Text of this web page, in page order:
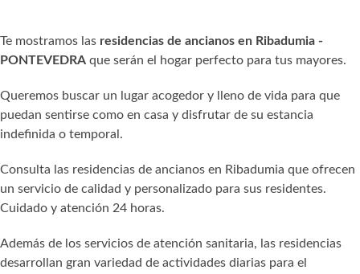
Te mostramos las residencias de ancianos en Ribadumia -
PONTEVEDRA que serán el hogar perfecto para tus mayores.
Queremos buscar un lugar acogedor y lleno de vida para que
puedan sentirse como en casa y disfrutar de su estancia
indefinida o temporal.
Consulta las residencias de ancianos en Ribadumia que ofrecen
un servicio de calidad y personalizado para sus residentes.
Cuidado y atención 24 horas.
Además de los servicios de atención sanitaria, las residencias
desarrollan gran variedad de actividades diarias para el